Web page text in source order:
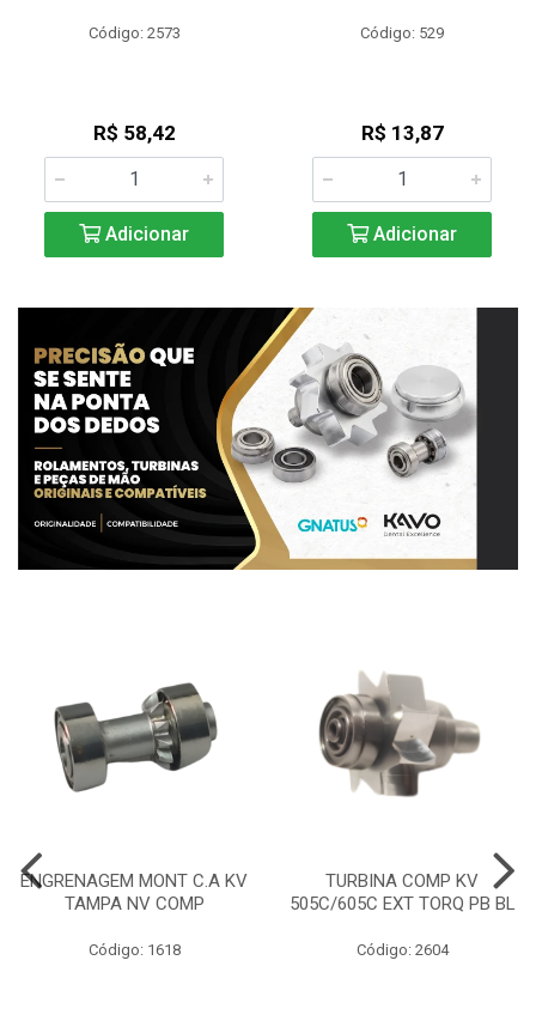
Código: 2573
R$ 58,42
Adicionar
Código: 529
R$ 13,87
Adicionar
ENGRENAGEM MONT C.A KV
TAMPA NV COMP
Código: 1618
TURBINA COMP KV
505C/605C EXT TORQ PB BL
Código: 2604